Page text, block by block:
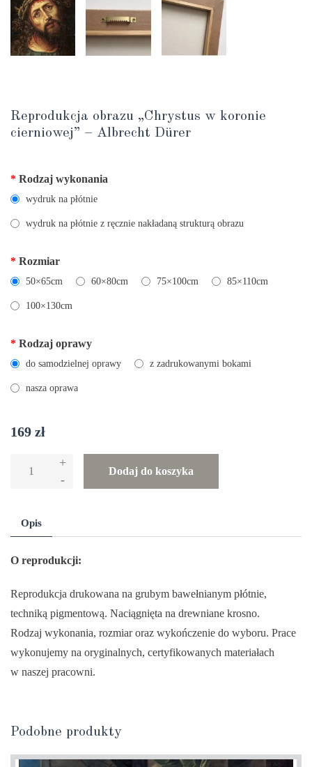
Reprodukcja obrazu „Chrystus w koronie
cierniowej” – Albrecht Dürer
* Rodzaj wykonania
wydruk na płótnie
wydruk na płótnie z ręcznie nakładaną strukturą obrazu
* Rozmiar
50×65cm 60×80cm 75×100cm 85×110cm
100×130cm
* Rodzaj oprawy
do samodzielnej oprawy z zadrukowanymi bokami
nasza oprawa
169 zł
Reprodukcja
„Chrystus
w
koronie
–
Albrecht
Dürer
+
-
Dodaj do koszyka
Opis
O reprodukcji:
Reprodukcja drukowana na grubym bawełnianym płótnie,
techniką pigmentową. Naciągnięta na drewniane krosno.
Rodzaj wykonania, rozmiar oraz wykończenie do wyboru. Prace
wykonujemy na oryginalnych, certyfikowanych materiałach
w naszej pracowni.
Podobne produkty